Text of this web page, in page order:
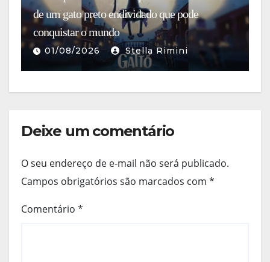
de um gato preto endividado que pode
conquistar o mundo
01/08/2026 Stella Rimini
Deixe um comentário
O seu endereço de e-mail não será publicado.
Campos obrigatórios são marcados com *
Comentário *